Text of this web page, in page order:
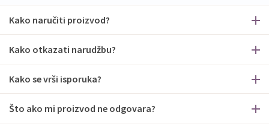
Kako naručiti proizvod?
Kako otkazati narudžbu?
Kako se vrši isporuka?
Što ako mi proizvod ne odgovara?